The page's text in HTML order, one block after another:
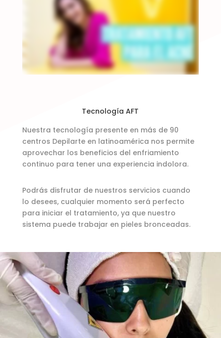
Tecnología AFT
Nuestra tecnología presente en más de 90
centros Depilarte en latinoamérica nos permite
aprovechar los beneficios del enfriamiento
continuo para tener una experiencia indolora.
Podrás disfrutar de nuestros servicios cuando
lo desees, cualquier momento será perfecto
para iniciar el tratamiento, ya que nuestro
sistema puede trabajar en pieles bronceadas.